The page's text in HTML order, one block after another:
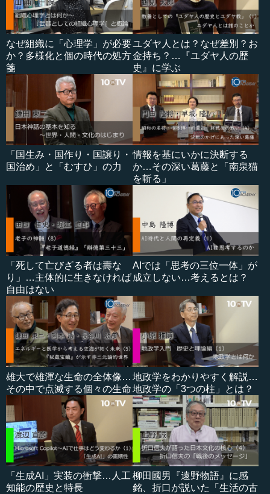
なぜ組織に「心理学」が必要
か？多様化と個の時代の処方
箋
ユダヤ人とは？なぜ差別？お
金持ち？…『ユダヤ人の歴
史』に学ぶ
「国生み・国作り・国譲り・
国治め」と「むすひ」の力
情報を基にいかに決断する
か…その深い葛藤と「南泉猫
を斬る」
「死して亡びざる者は壽な
り」…主体的に生きなければ
自由はない
AIでは「思考の三位一体」が
成立しない…考えるとは？
雄大で雄渾な生命の全体像…
その中で点滅する個々の生命
地政学をわかりやすく解説…
地政学の「3つの柱」とは？
「生成AI」実装の衝撃…人工
知能の歴史と特長
柳田國男『遠野物語』に感
銘、折口が説いた「生活の古